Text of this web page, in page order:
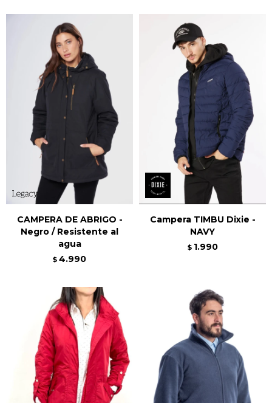
CAMPERA DE ABRIGO -
Negro / Resistente al
agua
$ 4.990
Campera TIMBU Dixie -
NAVY
$ 1.990